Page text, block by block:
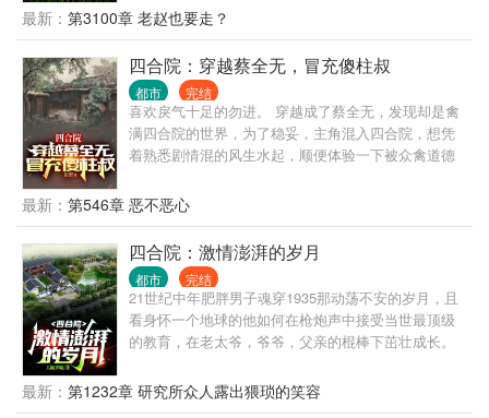
去打猎，我有自制的神奇巫水，不但能养殖，各种猎
物自己送上门。 缺钱了，培育各种药材回购给供销
社，换钱换粮换百货...... 村里的极品人渣想要找麻
烦......？ 来来来！让你们见识一下MMA联盟荣誉会员
的含金量........！
最新： 第3100章 老赵也要走？
四合院：穿越蔡全无，冒充傻柱叔
都市 完结
喜欢戾气十足的勿进。 穿越成了蔡全无，发现却是禽
满四合院的世界，为了稳妥，主角混入四合院，想凭
着熟悉剧情混的风生水起，顺便体验一下被众禽道德
看我们的主角反过来绑架众禽，惬意生活。
最新： 第546章 恶不恶心
四合院：激情澎湃的岁月
都市 完结
21世纪中年肥胖男子魂穿1935那动荡不安的岁月，且
看身怀一个地球的他如何在枪炮声中接受当世最顶级
的教育，在老太爷，爷爷，父亲的棍棒下茁壮成长。
现，大厨何大清，小何雨柱、许大茂。 请看主角如何
在这激情澎湃的岁月中助国一步一步实现伟大复兴！
最新： 第1232章 研究所众人露出猥琐的笑容